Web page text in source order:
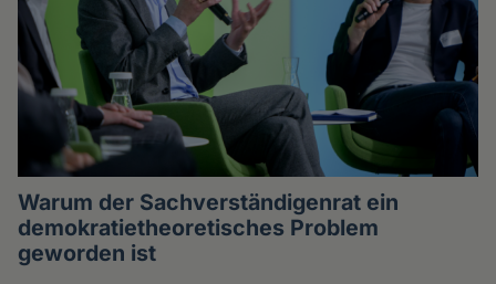
Warum der Sachverständigenrat ein
demokratietheoretisches Problem
geworden ist